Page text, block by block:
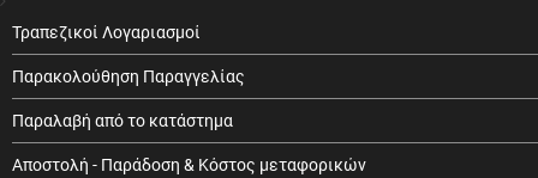
Τραπεζικοί Λογαριασμοί
Παρακολούθηση Παραγγελίας
Παραλαβή από το κατάστημα
Αποστολή - Παράδοση & Κόστος μεταφορικών